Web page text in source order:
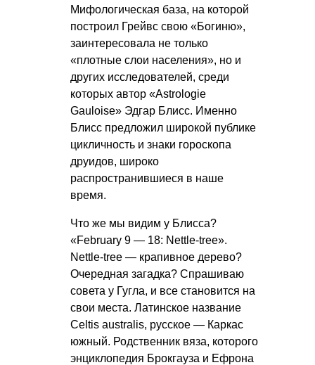
Мифологическая база, на которой
построил Грейвс свою «Богиню»,
заинтересовала не только
«плотные слои населения», но и
других исследователей, среди
которых автор «Astrologie
Gauloise» Эдгар Блисс. Именно
Блисс предложил широкой публике
цикличность и знаки гороскопа
друидов, широко
распространившиеся в наше
время.
Что же мы видим у Блисса?
«February 9 — 18: Nettle-tree».
Nettle-tree — крапивное дерево?
Очередная загадка? Спрашиваю
совета у Гугла, и все становится на
свои места. Латинское название
Celtis australis, русское — Каркас
южный. Родственник вяза, которого
энциклопедия Брокгауза и Ефрона